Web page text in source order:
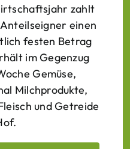
zahlt
einen
festen Betrag
im Gegenzug
Gemüse,
Milchprodukte,
und Getreide